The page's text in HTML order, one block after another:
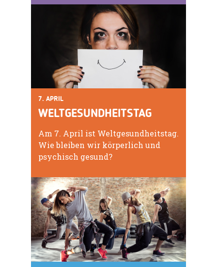
7. APRIL
WELTGESUNDHEITSTAG
Am 7. April ist Weltgesundheitstag.
Wie bleiben wir körperlich und
psychisch gesund?